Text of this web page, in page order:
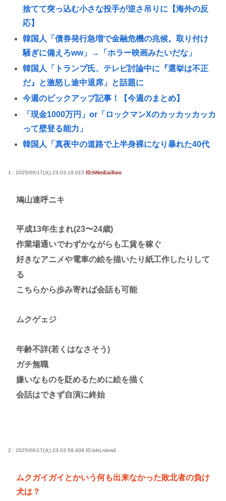
捨てて突っ込む小さな投手が逆さ吊りに【海外の反
応】
韓国人「債券発行急増で金融危機の兆候。取り付け
騒ぎに備えろww」→「ホラー映画みたいだな」
韓国人「トランプ氏、テレビ討論中に『選挙は不正
だ』と激怒し途中退席」と話題に
今週のピックアップ記事！【今週のまとめ】
「現金1000万円」or「ロックマンXのカッカッカッカ
って壁登る能力」
韓国人「真夜中の道路で上半身裸になり暴れた40代
大学教授「勉強もスポーツも親の収入で決まる。環
Every Little Thingがデビュー30周年で楽曲人気投票
てきたぞ
【大甲子園】被災地熊本県が涙 初出場の熊本代表有
明高校、京都立命館に9回裏2アウトから逆転勝利
X「B’z、ミスチル、サザン、ドリカム、スピッツが
まだ現役なの凄いよな。今の歌手が30年後にやれて
高市早苗さん、憧れのバンドを官邸に招き、自身の
若くて美人なママと親友の淫らな行為内容を毎回聞
かされる「女神の加護を受けしママのサーガ」3巻 今
ガチで “ママ” ブーム来てるよな
ポケカ資産が100万円超えた男の子www
1 : 2025/06/17(火) 23:03:19.015 ID:hNmEai8wo
鳩山連呼ニキ
平成13年生まれ(23〜24歳)
作業場通いでわずかながらも工賃を稼ぐ
好きなアニメや電車の絵を描いたり紙工作したりして
る
こちらから歩み寄れば会話も可能
ムクゲェジ
年齢不詳(若くはなさそう)
ガチ無職
嫌いなものを貶めるために絵を描く
会話はできず自演に終始
2 : 2025/06/17(火) 23:03:59.409 ID:bihLnkmi4
ムクガイガイとかいう何も出来なかった敗北者の負け
犬は？